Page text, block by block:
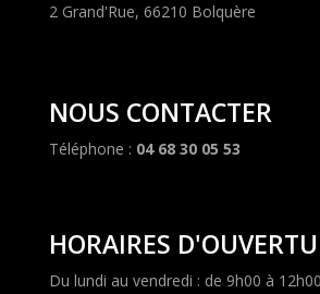
2 Grand'Rue, 66210 Bolquère
NOUS CONTACTER
Téléphone : 04 68 30 05 53
HORAIRES
Du lundi au vendredi : de 9h00 à 12h00